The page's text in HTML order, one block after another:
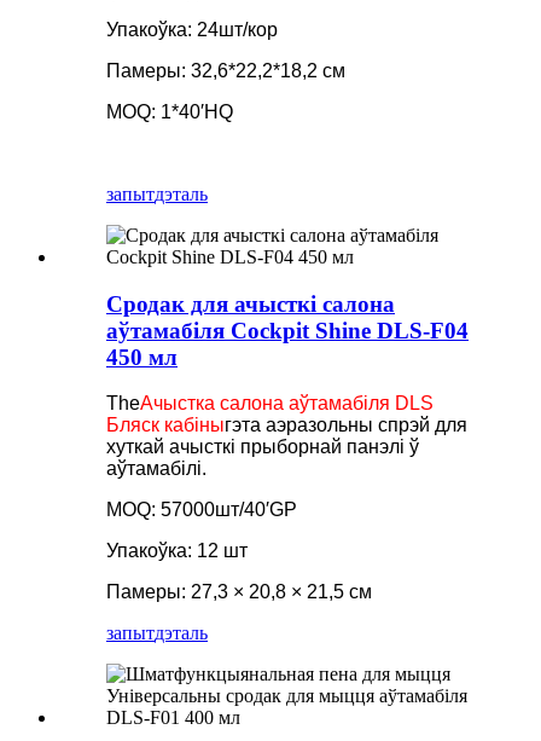
Упакоўка: 24шт/кор
Памеры: 32,6*22,2*18,2 см
MOQ: 1*40′HQ
запытдэталь
Сродак для ачысткі салона
аўтамабіля Cockpit Shine DLS-F04
450 мл
TheАчыстка салона аўтамабіля DLS
Бляск кабіныгэта аэразольны спрэй для
хуткай ачысткі прыборнай панэлі ў
аўтамабілі.
MOQ: 57000шт/40′GP
Упакоўка: 12 шт
Памеры: 27,3 × 20,8 × 21,5 см
запытдэталь